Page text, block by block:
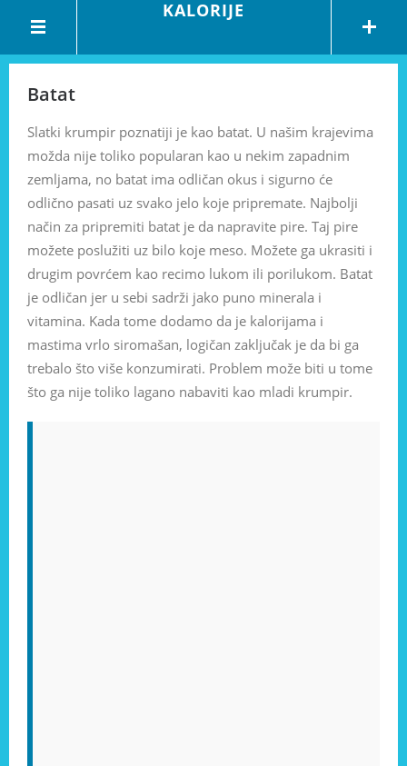
KALORIJE
Batat
Slatki krumpir poznatiji je kao batat. U našim krajevima
možda nije toliko popularan kao u nekim zapadnim
zemljama, no batat ima odličan okus i sigurno će
odlično pasati uz svako jelo koje pripremate. Najbolji
način za pripremiti batat je da napravite pire. Taj pire
možete poslužiti uz bilo koje meso. Možete ga ukrasiti i
drugim povrćem kao recimo lukom ili porilukom. Batat
je odličan jer u sebi sadrži jako puno minerala i
vitamina. Kada tome dodamo da je kalorijama i
mastima vrlo siromašan, logičan zaključak je da bi ga
trebalo što više konzumirati. Problem može biti u tome
što ga nije toliko lagano nabaviti kao mladi krumpir.